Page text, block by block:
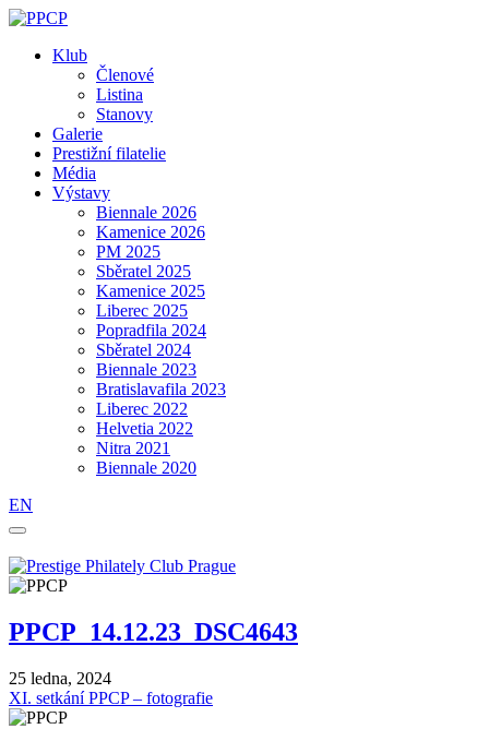
Skip
contentKlub
Členové
Listina
Stanovy
Galerie
Prestižní filatelie
Média
Výstavy
Biennale 2026
Kamenice 2026
PM 2025
Sběratel 2025
Kamenice 2025
Liberec 2025
Popradfila 2024
Sběratel 2024
Biennale 2023
Bratislavafila 2023
Liberec 2022
Helvetia 2022
Nitra 2021
Biennale 2020
EN
PPCP_14.12.23_DSC4643
25 ledna, 2024
Navigace
XI. setkání PPCP – fotografie